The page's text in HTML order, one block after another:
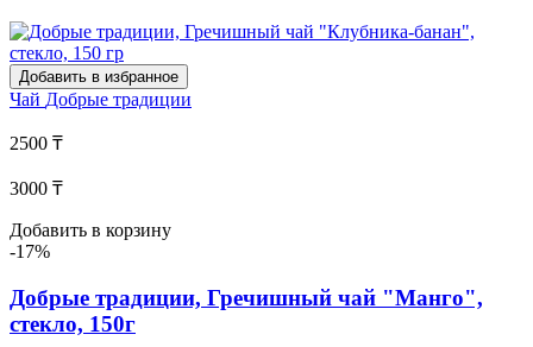
Добавить в избранное
Чай Добрые традиции
2500 ₸
3000 ₸
Добавить в корзину
-17%
Добрые традиции, Гречишный чай "Манго",
стекло, 150г